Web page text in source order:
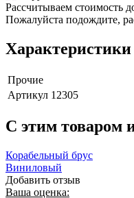
Рассчитываем стоимость
Пожалуйста подождите,
Характеристики
Прочие
Артикул 12305
C этим товаром
Корабельный брус
Виниловый
Добавить отзыв
Ваша оценка: